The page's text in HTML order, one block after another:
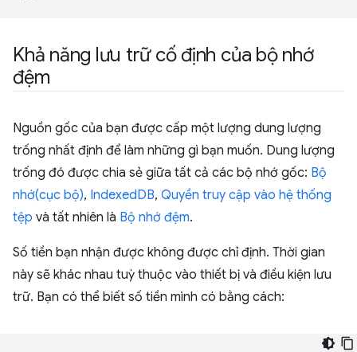
Khả năng lưu trữ cố định của bộ nhớ
đệm
Nguồn gốc của bạn được cấp một lượng dung lượng
trống nhất định để làm những gì bạn muốn. Dung lượng
trống đó được chia sẻ giữa tất cả các bộ nhớ gốc: Bộ
nhớ(cục bộ), IndexedDB, Quyền truy cập vào hệ thống
tệp và tất nhiên là Bộ nhớ đệm.
Số tiền bạn nhận được không được chỉ định. Thời gian
này sẽ khác nhau tuỳ thuộc vào thiết bị và điều kiện lưu
trữ. Bạn có thể biết số tiền mình có bằng cách: